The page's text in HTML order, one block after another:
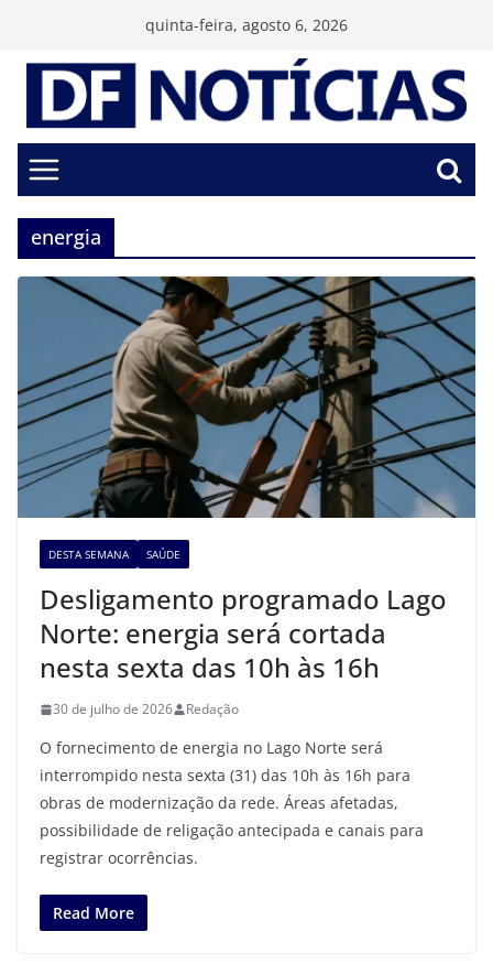
conteúdo
quinta-feira, agosto 6, 2026
energia
DESTA SEMANA SAÚDE
Desligamento programado Lago
Norte: energia será cortada
nesta sexta das 10h às 16h
30 de julho de 2026 Redação
O fornecimento de energia no Lago Norte será
interrompido nesta sexta (31) das 10h às 16h para
obras de modernização da rede. Áreas afetadas,
possibilidade de religação antecipada e canais para
registrar ocorrências.
Read More